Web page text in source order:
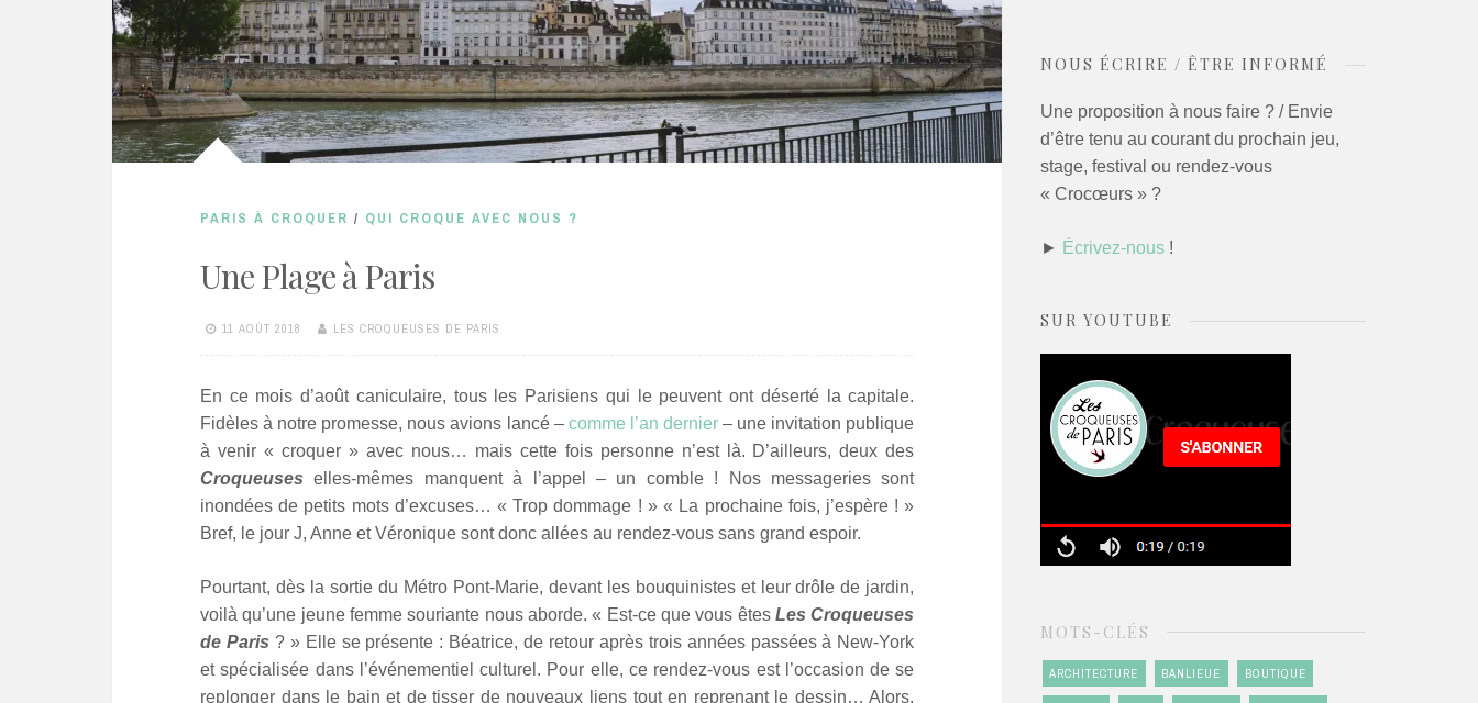
PARIS À CROQUER / QUI CROQUE AVEC NOUS ?
Une Plage à Paris
11 AOÛT 2018 LES CROQUEUSES DE PARIS
En ce mois d’août caniculaire, tous les Parisiens qui le peuvent ont déserté la capitale.
Fidèles à notre promesse, nous avions lancé – comme l’an dernier – une invitation publique
à venir « croquer » avec nous… mais cette fois personne n’est là. D’ailleurs, deux des
Croqueuses elles-mêmes manquent à l’appel – un comble ! Nos messageries sont
inondées de petits mots d’excuses… « Trop dommage ! » « La prochaine fois, j’espère ! »
Bref, le jour J, Anne et Véronique sontdonc allées au rendez-vous sans grand espoir.
Pourtant, dès la sortie du Métro Pont-Marie, devant les bouquinistes et leur drôle de jardin,
voilà qu’une jeune femme souriante nous aborde. « Est-ce que vous êtesLes Croqueuses
de Paris ? » Elle se présente : Béatrice, de retour après trois années passées à New-York
et spécialisée dans l’événementiel culturel. Pour elle, ce rendez-vous est l’occasion de se
replonger dans le bain et de tisser de nouveaux liens tout en reprenant le dessin… Alors,
NOUS ÉCRIRE / ÊTRE INFORMÉ
Une proposition à nous faire ? / Envie
d’être tenu au courant du prochain jeu,
stage, festival ou rendez-vous
« Crocœurs » ?
► Écrivez-nous!
SUR YOUTUBE
MOTS-CLÉS
ARCHITECTURE BANLIEUE BOUTIQUE